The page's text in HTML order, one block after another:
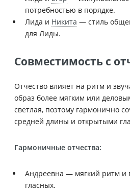
потребностью в порядке.
Лида и Никита — стиль
для Лиды.
Совместимость с
Отчество влияет на ритм и
образ более мягким или
светлая, поэтому гармонично
средней длины и открытыми
Гармоничные отчества:
Андреевна — мягкий ритм и
гласных.